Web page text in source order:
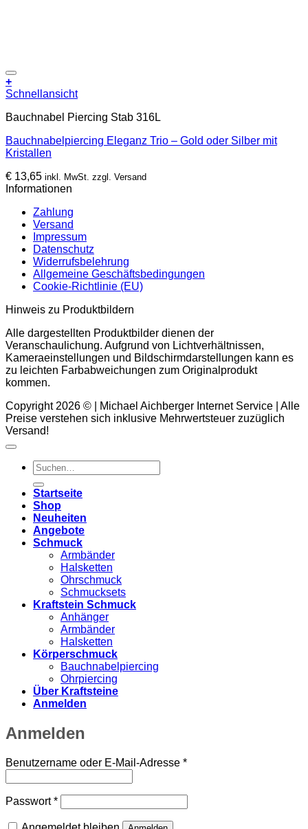
+
Dieses
weist
Varianten
auf.
Optionen
können
Produktseite
gewählt
werden
Schnellansicht
Bauchnabel Piercing Stab 316L
Bauchnabelpiercing Eleganz Trio – Gold oder Silber mit
Kristallen
€ 13,65 inkl. MwSt. zzgl. Versand
Informationen
Zahlung
Versand
Impressum
Datenschutz
Widerrufsbelehrung
Allgemeine Geschäftsbedingungen
Cookie-Richtlinie (EU)
Hinweis zu Produktbildern
Alle dargestellten Produktbilder dienen der
Veranschaulichung. Aufgrund von Lichtverhältnissen,
Kameraeinstellungen und Bildschirmdarstellungen kann es
zu leichten Farbabweichungen zum Originalprodukt
kommen.
Copyright 2026 © | Michael Aichberger Internet Service | Alle
Preise verstehen sich inklusive Mehrwertsteuer zuzüglich
Versand!
Suchen
nach:
Startseite
Shop
Neuheiten
Angebote
Schmuck
Armbänder
Halsketten
Ohrschmuck
Schmucksets
Kraftstein Schmuck
Anhänger
Armbänder
Halsketten
Körperschmuck
Bauchnabelpiercing
Ohrpiercing
Über Kraftsteine
Anmelden
Anmelden
Benutzername oder E-Mail-Adresse *Erforderlich
Passwort*Erforderlich